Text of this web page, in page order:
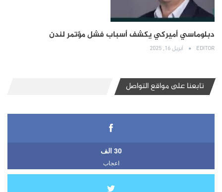
دبلوماسي أميركي يكشف أسباب فشل مؤتمر لندن
EDITOR أبريل 16, 2025
تابعنا على مواقع التواصل
30 الف
اعجاب